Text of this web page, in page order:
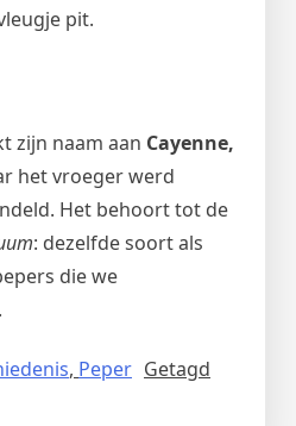
pit.
zijn naam aan Cayenne,
het vroeger werd
Het behoort tot de
: dezelfde soort als
die we
, Peper Getagd